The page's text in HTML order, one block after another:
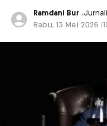
Ramdani Bur ,
Rabu, 13 Mei 2026